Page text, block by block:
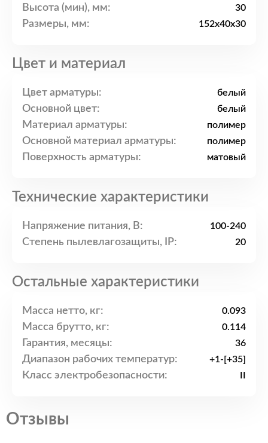
Высота (мин), мм: 30
Размеры, мм: 152x40x30
Цвет и материал
Цвет арматуры: белый
Основной цвет: белый
Материал арматуры: полимер
Основной материал арматуры: полимер
Поверхность арматуры: матовый
Технические характеристики
Напряжение питания, В: 100-240
Степень пылевлагозащиты, IP: 20
Остальные характеристики
Масса нетто, кг: 0.093
Масса брутто, кг: 0.114
Гарантия, месяцы: 36
Диапазон рабочих температур: +1-[+35]
Класс электробезопасности:
Отзывы